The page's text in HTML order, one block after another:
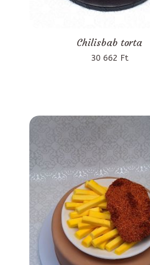
Chilisbab torta
30 662 Ft